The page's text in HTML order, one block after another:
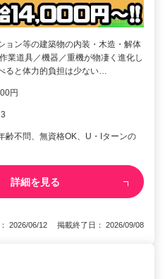
ョン等の建築物の内装・木造・解体
業道具／機器／重機が物凄く進化し
ると体力的負担は少ない…
円
齢不問、無資格OK、U・Iターンの
詳細を見る
2026/06/12 掲載終了日： 2026/09/08